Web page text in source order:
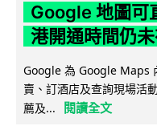
Google 地圖
港開通時間仍
Google 為 Google Maps
賣、訂酒店及查詢現場活
薦及...
閱讀全文